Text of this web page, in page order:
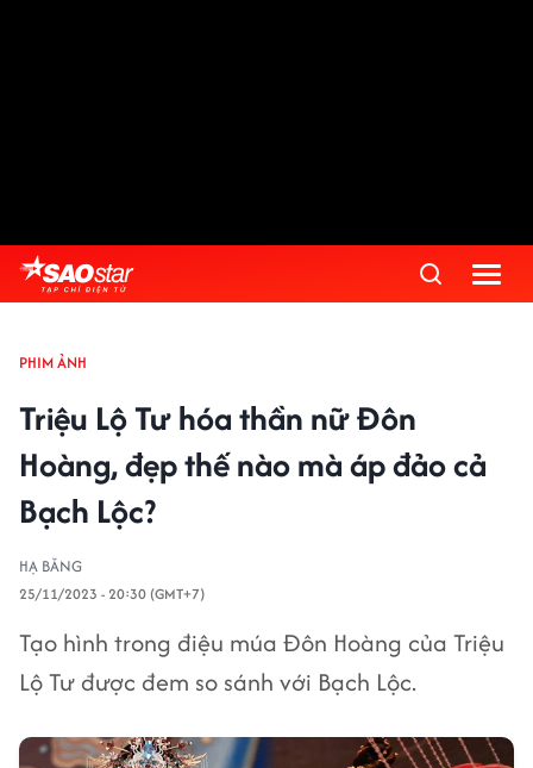
PHIM ẢNH
Triệu Lộ Tư hóa thần nữ Đôn
Hoàng, đẹp thế nào mà áp đảo cả
Bạch Lộc?
HẠ BĂNG
25/11/2023 - 20:30 (GMT+7)
Tạo hình trong điệu múa Đôn Hoàng của Triệu
Lộ Tư được đem so sánh với Bạch Lộc.